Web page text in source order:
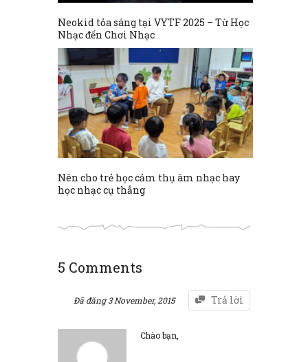
Neokid tỏa sáng tại VYTF 2025 – Từ Học
Nhạc đến Chơi Nhạc
Nên cho trẻ học cảm thụ âm nhạc hay
học nhạc cụ thẳng
5 Comments
Đã đăng3 November, 2015 Trả lời
Chào bạn,